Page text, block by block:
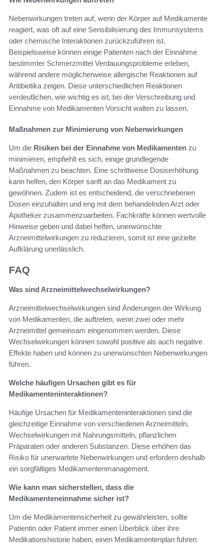
Nebenwirkungen treten auf, wenn der Körper auf Medikamente
reagiert, was oft auf eine Sensibilisierung des Immunsystems
oder chemische Interaktionen zurückzuführen ist.
Beispielsweise können einige Patienten nach der Einnahme
bestimmter Schmerzmittel Verdauungsprobleme erleben,
während andere möglicherweise allergische Reaktionen auf
Antibiotika zeigen. Diese unterschiedlichen Reaktionen
verdeutlichen, wie wichtig es ist, bei der Verschreibung und
Einnahme von Medikamenten Vorsicht walten zu lassen.
Maßnahmen zur Minimierung von Nebenwirkungen
Um die Risiken bei der Einnahme von Medikamenten zu
minimieren, empfiehlt es sich, einige grundlegende
Maßnahmen zu beachten. Eine schrittweise Dosiserhöhung
kann helfen, den Körper sanft an das Medikament zu
gewöhnen. Zudem ist es entscheidend, die verschriebenen
Dosen einzuhalten und eng mit dem behandelnden Arzt oder
Apotheker zusammenzuarbeiten. Fachkräfte können wertvolle
Hinweise geben und dabei helfen, unerwünschte
Arzneimittelwirkungen zu reduzieren, somit ist eine gezielte
Aufklärung unerlässlich.
FAQ
Was sind Arzneimittelwechselwirkungen?
Arzneimittelwechselwirkungen sind Änderungen der Wirkung
von Medikamenten, die auftreten, wenn zwei oder mehr
Arzneimittel gemeinsam eingenommen werden. Diese
Wechselwirkungen können sowohl positive als auch negative
Effekte haben und können zu unerwünschten Nebenwirkungen
führen.
Welche häufigen Ursachen gibt es für
Medikamenteninteraktionen?
Häufige Ursachen für Medikamenteninteraktionen sind die
gleichzeitige Einnahme von verschiedenen Arzneimitteln,
Wechselwirkungen mit Nahrungsmitteln, pflanzlichen
Präparaten oder anderen Substanzen. Diese erhöhen das
Risiko für unerwartete Nebenwirkungen und erfordern deshalb
ein sorgfältiges Medikamentenmanagement.
Wie kann man sicherstellen, dass die
Medikamenteneinnahme sicher ist?
Um die Medikamentensicherheit zu gewährleisten, sollte
Patientin oder Patient immer einen Überblick über ihre
Medikationshistorie haben, einen Medikamentenplan führen